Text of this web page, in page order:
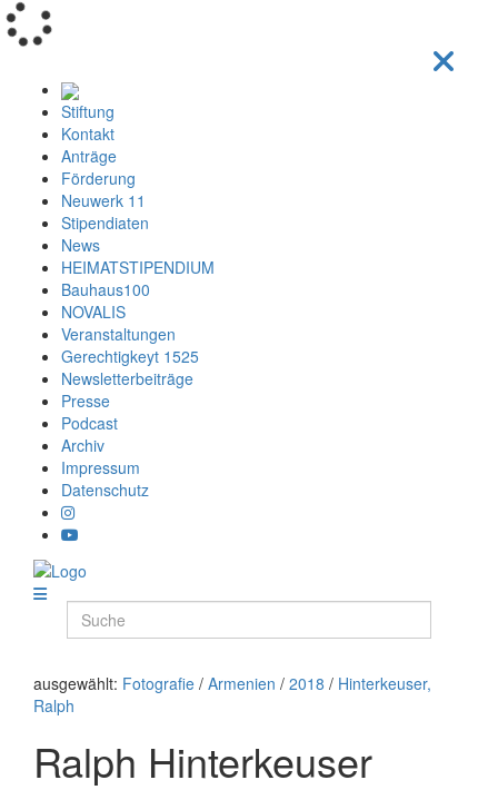
Stiftung
Kontakt
Anträge
Förderung
Neuwerk 11
Stipendiaten
News
HEIMATSTIPENDIUM
Bauhaus100
NOVALIS
Veranstaltungen
Gerechtigkeyt 1525
Newsletterbeiträge
Presse
Podcast
Archiv
Impressum
Datenschutz
ausgewählt: Fotografie / Armenien / 2018 / Hinterkeuser,
Ralph
Ralph Hinterkeuser